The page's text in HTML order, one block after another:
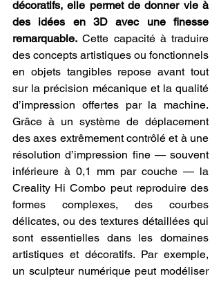
décoratifs, elle permet de donner vie à
des idées en 3D avec une finesse
remarquable. Cette capacité à traduire
des concepts artistiques ou fonctionnels
en objets tangibles repose avant tout
sur la précision mécanique et la qualité
d’impression offertes par la machine.
Grâce à un système de déplacement
des axes extrêmement contrôlé et à une
résolution d’impression fine — souvent
inférieure à 0,1 mm par couche — la
Creality Hi Combo peut reproduire des
formes complexes, des courbes
délicates, ou des textures détaillées qui
sont essentielles dans les domaines
artistiques et décoratifs. Par exemple,
un sculpteur numérique peut modéliser